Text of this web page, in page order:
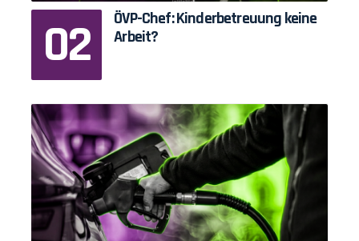
ÖVP-Chef: Kinderbetreuung keine
Arbeit?